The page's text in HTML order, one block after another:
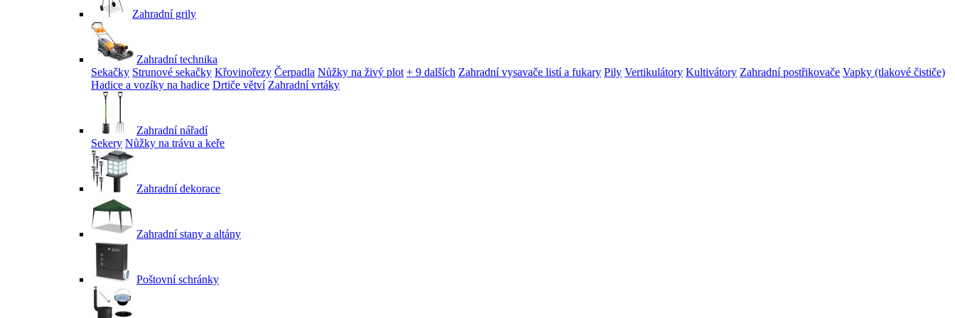
Zahradní grily
Zahradní technika
Sekačky Strunové sekačky Křovinořezy Čerpadla Nůžky na živý plot + 9 dalších Zahradní vysavače listí a fukary Pily Vertikulátory Kultivátory Zahradní postřikovače Vapky (tlakové čističe)
Hadice a vozíky na hadice Drtiče větví Zahradní vrtáky
Zahradní nářadí
Sekery Nůžky na trávu a keře
Zahradní dekorace
Zahradní stany a altány
Poštovní schránky